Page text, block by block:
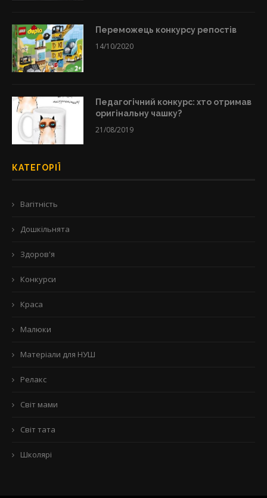
Переможець конкурсу репостів
14/10/2020
Педагогічний конкурс: хто отримав
оригінальну чашку?
21/08/2019
КАТЕГОРІЇ
Вагітність
Дошкільнята
Здоров'я
Конкурси
Краса
Малюки
Матеріали для НУШ
Релакс
Світ мами
Світ тата
Школярі